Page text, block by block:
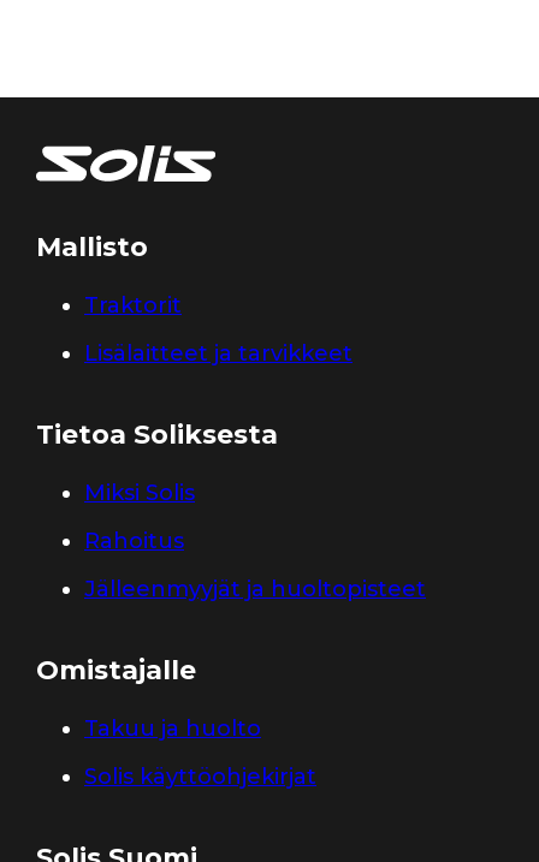
Mallisto
Traktorit
Lisälaitteet ja tarvikkeet
Tietoa Soliksesta
Miksi Solis
Rahoitus
Jälleenmyyjät ja huoltopisteet
Omistajalle
Takuu ja huolto
Solis käyttöohjekirjat